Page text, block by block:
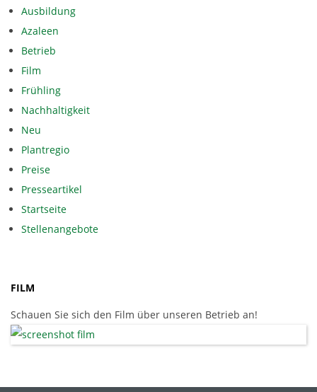
Ausbildung
Azaleen
Betrieb
Film
Frühling
Nachhaltigkeit
Neu
Plantregio
Preise
Presseartikel
Startseite
Stellenangebote
FILM
Schauen Sie sich den Film über unseren Betrieb an!